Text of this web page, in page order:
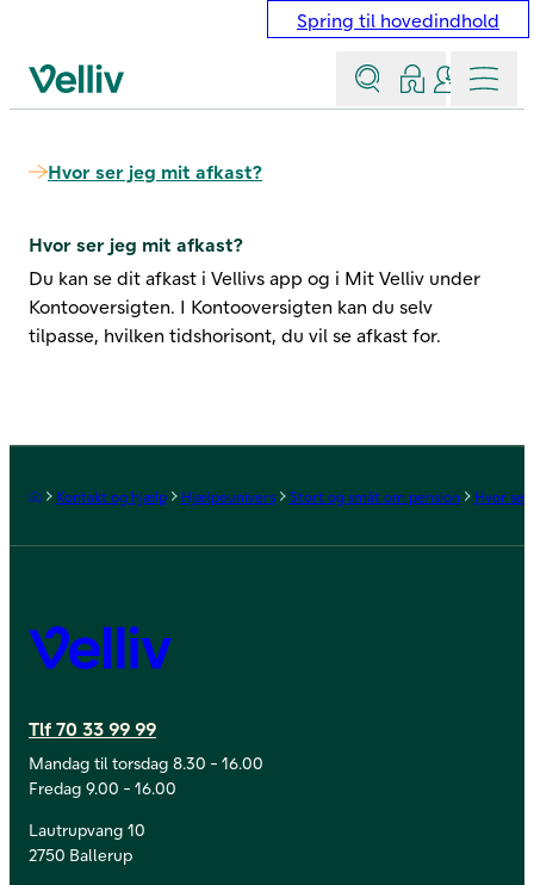
Spring til hovedindhold
Velliv startside
Søg Log indKontakt
Menu
Hvor ser jeg mit afkast?
Hvor ser jeg mit afkast?
Du kan se dit afkast i Vellivs app og i Mit Velliv under
Kontooversigten. I Kontooversigten kan du selv
tilpasse, hvilken tidshorisont, du vil se afkast for.
Forside
Kontakt og hjælp Hjælpeunivers Stort og småt om pension Hvor ser
Velliv
Tlf 70 33 99 99
Mandag til torsdag 8.30 - 16.00
Fredag 9.00 - 16.00
Lautrupvang 10
2750 Ballerup